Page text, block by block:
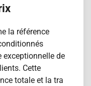
la référence
exceptionnelle de
Cette
totale et la tra​